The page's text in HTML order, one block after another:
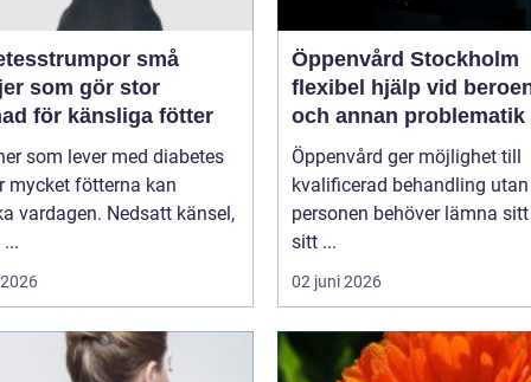
små
som gör stor
för känsliga fötter
som lever med diabetes
mycket fötterna kan
vardagen. Nedsatt känsel,
Öppenvård Stockholm
flexibel hjälp vid
och annan problematik
Öppenvård ger möjlighet till
kvalificerad behandling
personen behöver lämna
sitt ...
02 juni 2026